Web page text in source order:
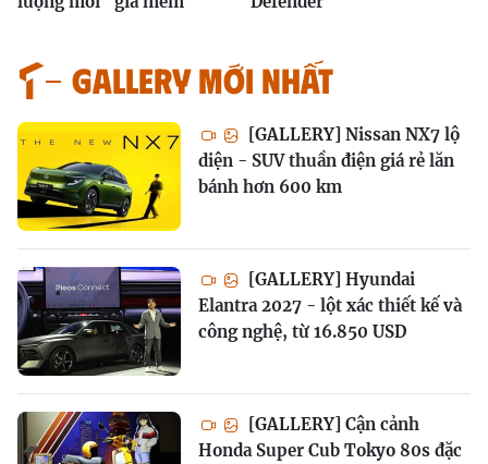
GALLERY MỚI NHẤT
[GALLERY] Nissan NX7 lộ
diện - SUV thuần điện giá rẻ lăn
bánh hơn 600 km
[GALLERY] Hyundai
Elantra 2027 - lột xác thiết kế và
công nghệ, từ 16.850 USD
[GALLERY] Cận cảnh
Honda Super Cub Tokyo 80s đặc